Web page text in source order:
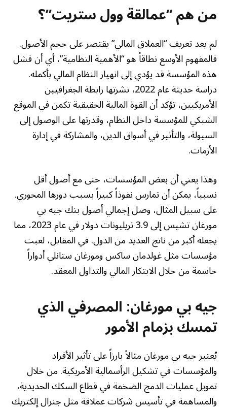
من هم “عمالقة وول ستريت”؟
لم يعد تعريف “العملاق المالي” يقتصر على حجم الأصول.
فالمفهوم الأوسع نطاقاً هو “الأهمية النظامية”، أي أن فشل
هذه المؤسسة قد يؤدي إلى انهيار النظام المالي بأكمله.
دراسة حديثة عام 2022، نشرتها رابطة الجغرافيين
الأمريكيين، تؤكد أن القوة المالية الحقيقية تكمن في الموقع
الشبكي للمؤسسة داخل النظام، وقدرتها على الوصول إلى
السيولة، والتأثير في أسواق الدين، والمشاركة في إدارة
الأزمات.
وهذا يعني أن بعض المؤسسات، حتى مع أصول أقل
نسبياً، يمكن أن تمارس نفوذاً كبيراً بسبب دورها المحوري.
على سبيل المثال، وصل إجمالي أصول بنك جيه بي
مورغان تشيس إلى 3.9 تريليونات دولار في عام 2023، مما
يجعله أكبر من ناتج العديد من الدول. في المقابل، لعبت
مؤسسات مثل غولدمان ساكس ومورغان ستانلي أدواراً
حاسمة من خلال الابتكار المالي والتداول المعقد.
جيه بي مورغان: المصرفي الذي
تمسك بزمام الأمور
يُعتبر جيه بي مورغان مثالاً بارزاً على تأثير الأفراد
والمؤسسات في تشكيل الرأسمالية الأمريكية. من خلال
تمويل عمليات الدمج الضخمة في قطاع السكك الحديدية،
والمساهمة في تأسيس شركات عملاقة مثل جنرال إلكتريك